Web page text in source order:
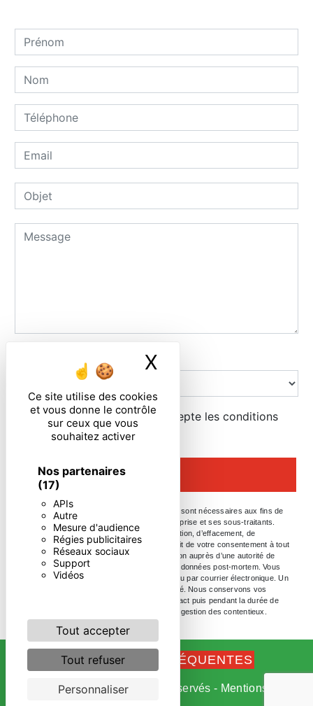
Ce site utilise des cookies
et vous donne le contrôle
sur ceux que vous
souhaitez activer
Nos partenaires
(17)
APIs
Autre
Mesure d'audience
Régies publicitaires
Réseaux sociaux
Support
Vidéos
Tout accepter
Tout refuser
Personnaliser
X
Combien font huit plus cinq
En cochant cette case, j'accepte les conditions
particulières ci-dessous **
** Les données personnelles communiquées sont nécessaires aux fins de
vous contacter. Elles sont destinées à l'entreprise et ses sous-traitants.
Vous disposez de droits d’accès, de rectification, d’effacement, de
portabilité, de limitation, d’opposition, de retrait de votre consentement à tout
moment et du droit d’introduire une réclamation auprès d’une autorité de
contrôle, ainsi que d’organiser le sort de vos données post-mortem. Vous
pouvez exercer ces droits par voie postale ou par courrier électronique. Un
justificatif d'identité pourra vous être demandé. Nous conservons vos
données pendant la période de prise de contact puis pendant la durée de
prescription légale aux fins probatoires et de gestion des contentieux.
RECHERCHES FRÉQUENTES
Vistalid- 2026 - Tous droits réservés - Mentions